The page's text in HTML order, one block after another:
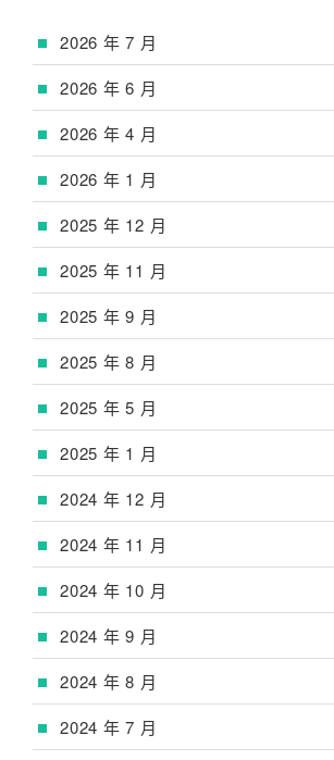
2026 年 7 月
2026 年 6 月
2026 年 4 月
2026 年 1 月
2025 年 12 月
2025 年 11 月
2025 年 9 月
2025 年 8 月
2025 年 5 月
2025 年 1 月
2024 年 12 月
2024 年 11 月
2024 年 10 月
2024 年 9 月
2024 年 8 月
2024 年 7 月